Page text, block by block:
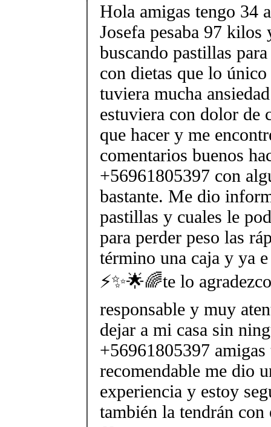
Hola amigas tengo 34
Josefa pesaba 97 kilos
buscando pastillas
con dietas que lo
tuviera mucha
estuviera con dolor de
que hacer y me
comentarios buenos
+56961805397 con
bastante. Me dio
pastillas y cuales le
para perder peso las
término una caja y ya
⚡✨🌟🌈te lo
responsable y muy
dejar a mi casa sin
+56961805397 amigas
recomendable me dio
experiencia y estoy
también la tendrán